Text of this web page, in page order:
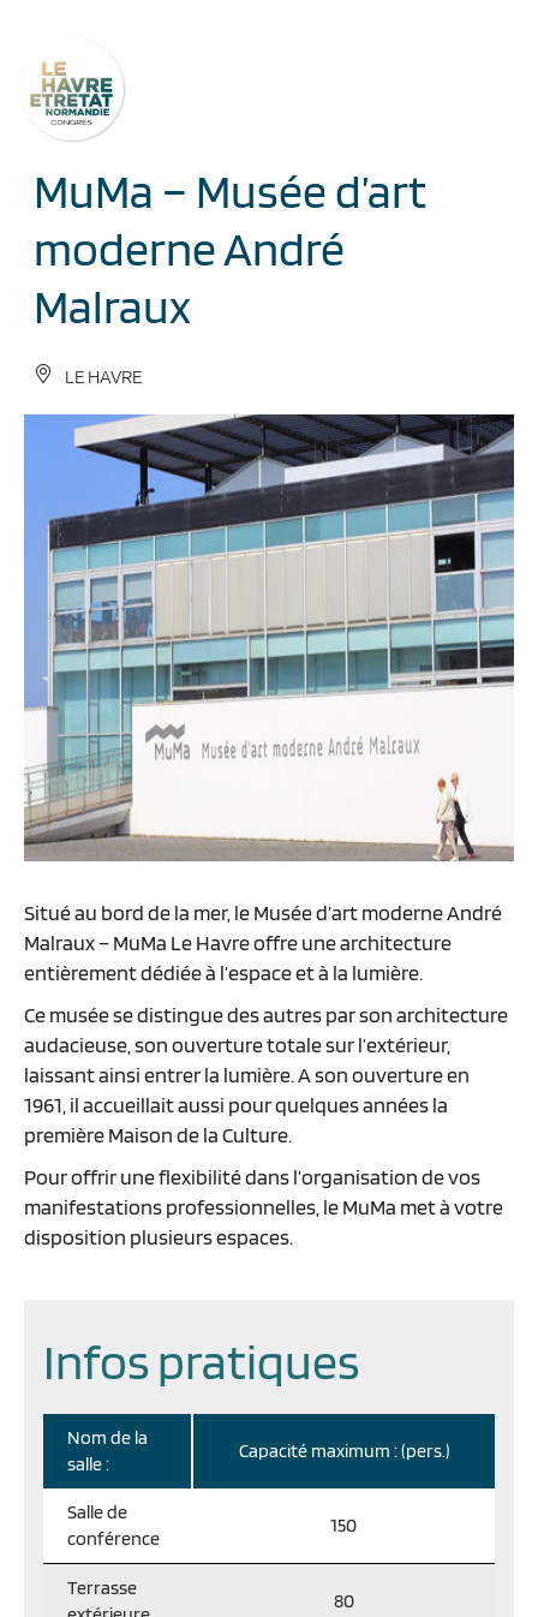
MuMa – Musée d’art
moderne André
Malraux
LE HAVRE
Situé au bord de la mer, le Musée d’art moderne André
Malraux – MuMa Le Havre offre une architecture
entièrement dédiée à l’espace et à la lumière.
Ce musée se distingue des autres par son architecture
audacieuse, son ouverture totale sur l’extérieur,
laissant ainsi entrer la lumière. A son ouverture en
1961, il accueillait aussi pour quelques années la
première Maison de la Culture.
Pour offrir une flexibilité dans l’organisation de vos
manifestations professionnelles, le MuMa met à votre
disposition plusieurs espaces.
Infos pratiques
Nom de la
salle :
Capacité maximum : (pers.)
Salle de
conférence
150
Terrasse
80